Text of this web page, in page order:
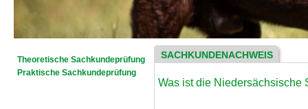
Theoretische Sachkundeprüfung
Praktische Sachkundeprüfung
SACHKUNDENACHWEIS
Was ist die Niedersächsische